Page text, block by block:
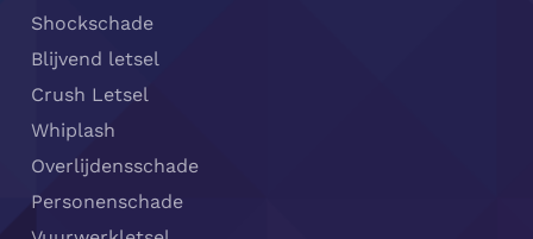
Shockschade
Blijvend letsel
Crush Letsel
Whiplash
Overlijdensschade
Personenschade